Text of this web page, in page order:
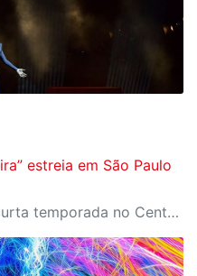
estreia em São Paulo
Espetáculo tem estreia em curta temporada no Centro Cultural FIESP, no dia 20 de agosto, às 20h.